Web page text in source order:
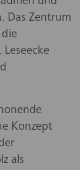
Das Zentrum
Konzept
als